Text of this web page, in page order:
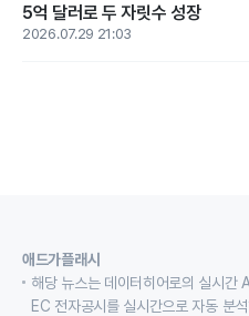
5억 달러로 두 자릿수 성장
2026.07.29 21:03
애드가플래시
해당 뉴스는 데이터히어로의 실시간
EC 전자공시를 실시간으로 자동 분